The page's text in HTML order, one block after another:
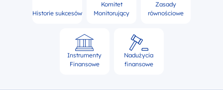
Historie sukcesów
Komitet
Monitorujący
Zasady
równościowe
Instrumenty
Finansowe
Nadużycia
finansowe